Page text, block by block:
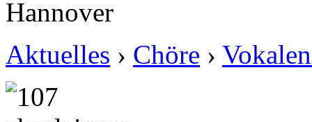
Aktuelles › Chöre ›